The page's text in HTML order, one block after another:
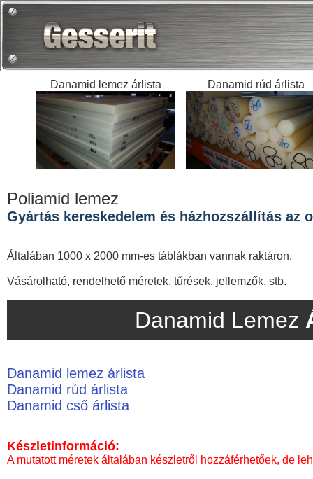
Danamid lemez árlista Danamid rúd árlista
Poliamid lemez
Gyártás kereskedelem és házhozszállítás az
Általában 1000 x 2000 mm-es táblákban vannak raktáron.
Vásárolható, rendelhető méretek, tűrések, jellemzők, stb.
Danamid Lemez
Danamid lemez árlista
Danamid rúd árlista
Danamid cső árlista
Készletinformáció:
A mutatott méretek általában készletről hozzáférhetőek, de